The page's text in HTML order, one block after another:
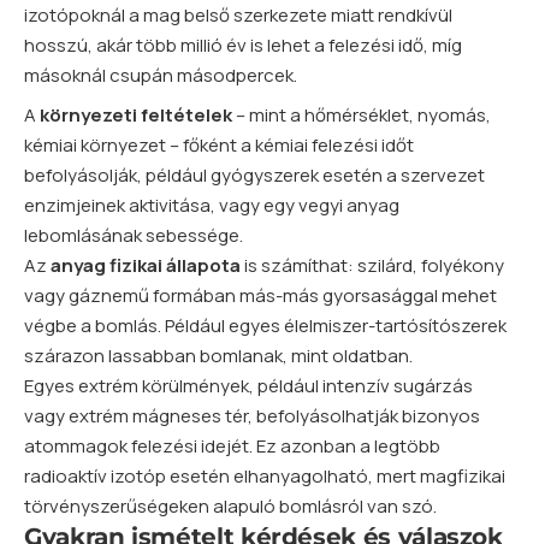
izotópoknál a mag belső szerkezete miatt rendkívül
hosszú, akár több millió év is lehet a felezési idő, míg
másoknál csupán másodpercek.
A környezeti feltételek– mint a hőmérséklet, nyomás,
kémiai környezet – főként a kémiai felezési időt
befolyásolják, például gyógyszerek esetén a szervezet
enzimjeinek aktivitása, vagy egy vegyi anyag
lebomlásának sebessége.
Azanyag fizikai állapotais számíthat: szilárd, folyékony
vagy gáznemű formában más-más gyorsasággal mehet
végbe a bomlás. Például egyes élelmiszer-tartósítószerek
szárazon lassabban bomlanak, mint oldatban.
Egyes extrém körülmények, például intenzív sugárzás
vagy extrém mágneses tér, befolyásolhatják bizonyos
atommagok felezési idejét. Ez azonban a legtöbb
radioaktív izotóp esetén elhanyagolható, mert magfizikai
törvényszerűségeken alapuló bomlásról van szó.
Gyakran ismételt kérdések és válaszok